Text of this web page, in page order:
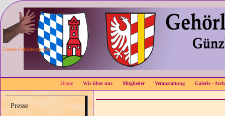
Unsere Gebärdensprache
Home Wir über uns Mitglieder Veranstaltung Galerie -
Presse